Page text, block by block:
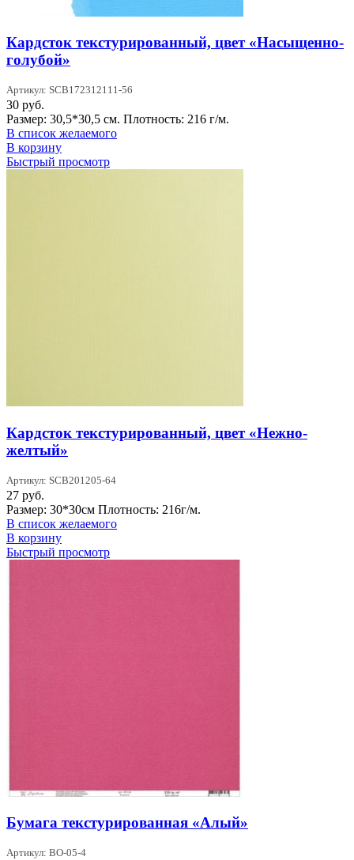
Кардсток текстурированный, цвет «Насыщенно-
голубой»
Артикул: SCB172312111-56
30 руб.
Размер: 30,5*30,5 см. Плотность: 216 г/м.
В список желаемого
В корзину
Быстрый просмотр
Кардсток текстурированный, цвет «Нежно-
желтый»
Артикул: SCB201205-64
27 руб.
Размер: 30*30см Плотность: 216г/м.
В список желаемого
В корзину
Быстрый просмотр
Бумага текстурированная «Алый»
Артикул: BO-05-4